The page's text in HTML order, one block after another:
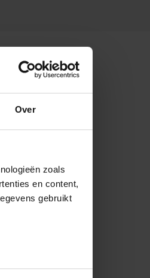
Over
zoals
en content,
gebruikt